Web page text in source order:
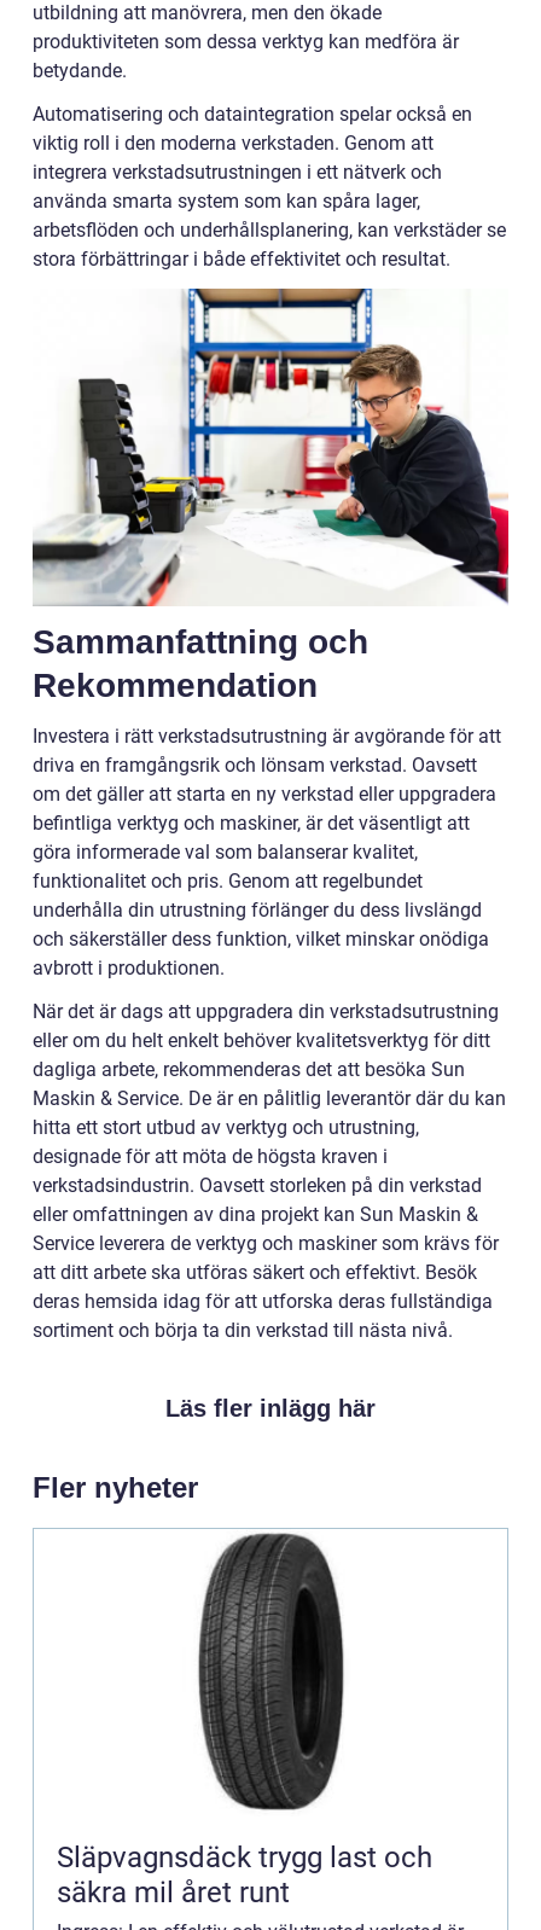
utbildning att manövrera, men den ökade
produktiviteten som dessa verktyg kan medföra är
betydande.
Automatisering och dataintegration spelar också en
viktig roll i den moderna verkstaden. Genom att
integrera verkstadsutrustningen i ett nätverk och
använda smarta system som kan spåra lager,
arbetsflöden och underhållsplanering, kan verkstäder se
stora förbättringar i både effektivitet och resultat.
Sammanfattning och
Rekommendation
Investera i rätt verkstadsutrustning är avgörande för att
driva en framgångsrik och lönsam verkstad. Oavsett
om det gäller att starta en ny verkstad eller uppgradera
befintliga verktyg och maskiner, är det väsentligt att
göra informerade val som balanserar kvalitet,
funktionalitet och pris. Genom att regelbundet
underhålla din utrustning förlänger du dess livslängd
och säkerställer dess funktion, vilket minskar onödiga
avbrott i produktionen.
När det är dags att uppgradera din verkstadsutrustning
eller om du helt enkelt behöver kvalitetsverktyg för ditt
dagliga arbete, rekommenderas det att besöka Sun
Maskin & Service. De är en pålitlig leverantör där du kan
hitta ett stort utbud av verktyg och utrustning,
designade för att möta de högsta kraven i
verkstadsindustrin. Oavsett storleken på din verkstad
eller omfattningen av dina projekt kan Sun Maskin &
Service leverera de verktyg och maskiner som krävs för
att ditt arbete ska utföras säkert och effektivt. Besök
deras hemsida idag för att utforska deras fullständiga
sortiment och börja ta din verkstad till nästa nivå.
Läs fler inlägg här
Fler nyheter
Släpvagnsdäck trygg last och
säkra mil året runt